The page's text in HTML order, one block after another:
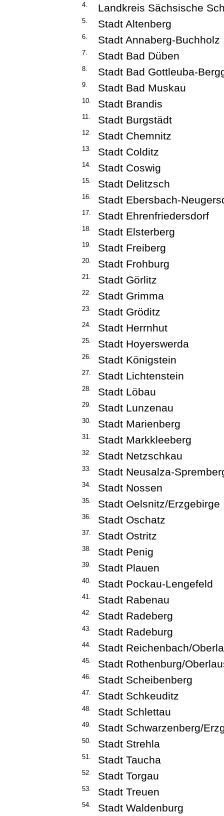
4. Landkreis Sächsische
5. Stadt Altenberg
6. Stadt Annaberg-Buchholz
7. Stadt Bad Düben
8. Stadt Bad Gottleuba-
9. Stadt Bad Muskau
10. Stadt Brandis
11. Stadt Burgstädt
12. Stadt Chemnitz
13. Stadt Colditz
14. Stadt Coswig
15. Stadt Delitzsch
16. Stadt Ebersbach-
17. Stadt Ehrenfriedersdorf
18. Stadt Elsterberg
19. Stadt Freiberg
20. Stadt Frohburg
21. Stadt Görlitz
22. Stadt Grimma
23. Stadt Gröditz
24. Stadt Herrnhut
25. Stadt Hoyerswerda
26. Stadt Königstein
27. Stadt Lichtenstein
28. Stadt Löbau
29. Stadt Lunzenau
30. Stadt Marienberg
31. Stadt Markkleeberg
32. Stadt Netzschkau
33. Stadt Neusalza-
34. Stadt Nossen
35. Stadt Oelsnitz/Erzgebirge
36. Stadt Oschatz
37. Stadt Ostritz
38. Stadt Penig
39. Stadt Plauen
40. Stadt Pockau-Lengefeld
41. Stadt Rabenau
42. Stadt Radeberg
43. Stadt Radeburg
44. Stadt Reichenbach/
45. Stadt Rothenburg/
46. Stadt Scheibenberg
47. Stadt Schkeuditz
48. Stadt Schlettau
49. Stadt Schwarzenberg/
50. Stadt Strehla
51. Stadt Taucha
52. Stadt Torgau
53. Stadt Treuen
54. Stadt Waldenburg